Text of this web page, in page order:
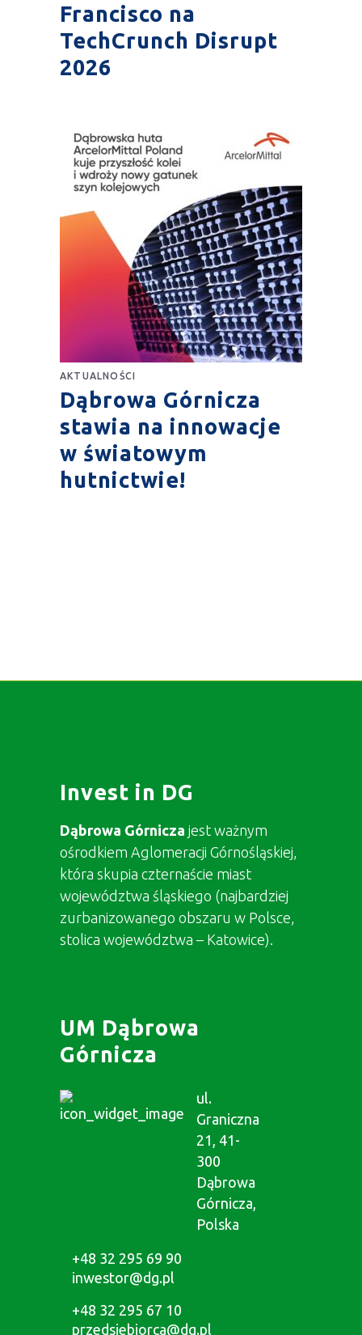
Francisco na
TechCrunch Disrupt
2026
AKTUALNOŚCI
Dąbrowa Górnicza
stawia na innowacje
w światowym
hutnictwie!
Invest in DG
Dąbrowa Górnicza jest ważnym
ośrodkiem Aglomeracji Górnośląskiej,
która skupia czternaście miast
województwa śląskiego (najbardziej
zurbanizowanego obszaru w Polsce,
stolica województwa – Katowice).
UM Dąbrowa
Górnicza
ul.
Graniczna
21, 41-
300
Dąbrowa
Górnicza,
Polska
+48 32 295 69 90
inwestor@dg.pl
+48 32 295 67 10
przedsiebiorca@dg.pl